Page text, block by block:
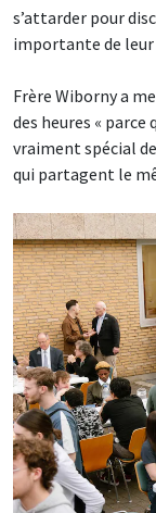
s’attarder pour
importante de leur
Frère Wiborny a
des heures «
vraiment spécial
qui partagent le